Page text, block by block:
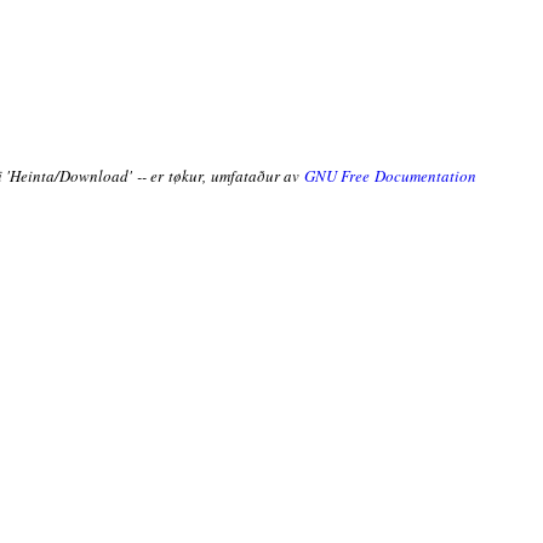
Download' -- er tøkur, umfataður av GNU Free Documentation